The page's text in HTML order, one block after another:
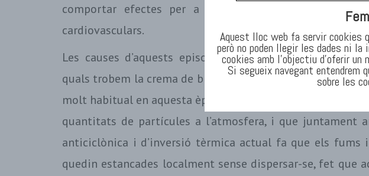
comportar efectes per a la salut, com ara afeccions
cardiovasculars.
Les causes d’aquests episodis de contaminació són
quals trobem la crema de biomassa (marges, rostolls,
molt habitual en aquesta època de l’any, i que comporta
quantitats de partícules a l’atmosfera, i que juntament
anticiclònica i d’inversió tèrmica actual fa que els fums
quedin estancades localment sense dispersar-se, fet que
Aquest lloc web fa servir cookies
però no poden llegir les dades ni
cookies amb l'objectiu d’oferir
Si segueix navegant entendrem
sobre les